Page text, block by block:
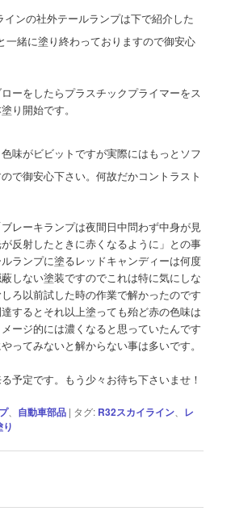
インの社外テールランプは下で紹介した
一緒に塗り終わっておりますので御安心
ーをしたらプラスチックプライマーをス
り開始です。
味がビビットですが実際にはもっとソフ
で御安心下さい。何故だかコントラスト
レーキランプは夜間日中問わず中身が見
反射したときに赤くなるように」との事
ランプに塗るレッドキャンディーは何度
しない塗装ですのでこれは特に気にしな
ろ以前試した時の作業で解かったのです
するとそれ以上塗っても殆ど赤の色味は
ージ的には濃くなると思っていたんです
ってみないと解からない事は多いです。
予定です。もう少々お待ち下さいませ！
、 自動車部品 | タグ: R32スカイライン
レ